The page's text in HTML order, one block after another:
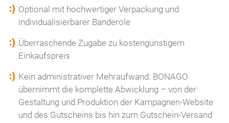
Optional mit hochwertiger Verpackung und
individualisierbarer Banderole
Überraschende Zugabe zu kostengünstigem
Einkaufspreis
Kein administrativer Mehraufwand: BONAGO
übernimmt die komplette Abwicklung – von der
Gestaltung und Produktion der Kampagnen-Website
und des Gutscheins bis hin zum Gutschein-Versand